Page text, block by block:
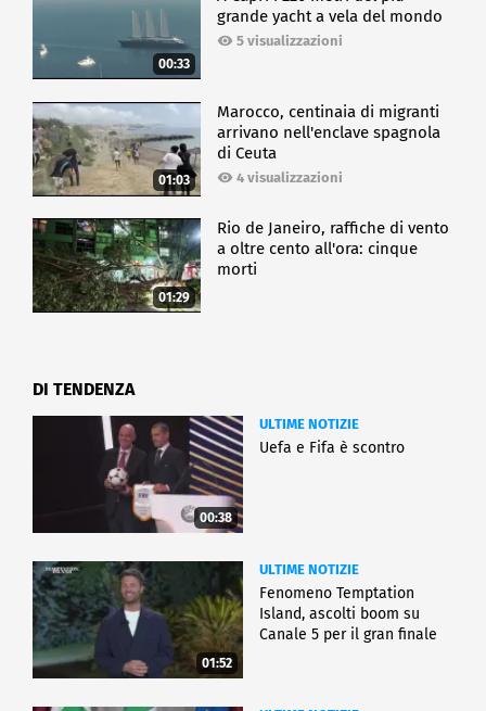
00:33
grande yacht a vela del mondo
5 visualizzazioni
01:03
Marocco, centinaia di migranti
arrivano nell'enclave spagnola
di Ceuta
4 visualizzazioni
01:29
Rio de Janeiro, raffiche di vento
a oltre cento all'ora: cinque
morti
DI TENDENZA
00:38
ULTIME NOTIZIE
Uefa e Fifa è scontro
01:52
ULTIME NOTIZIE
Fenomeno Temptation
Island, ascolti boom su
Canale 5 per il gran finale